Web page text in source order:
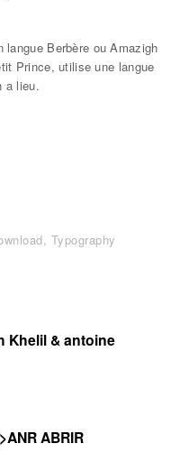
langue Berbère ou Amazigh
Prince, utilise une langue
a lieu.
Typography
Khelil & antoine
ABRIR